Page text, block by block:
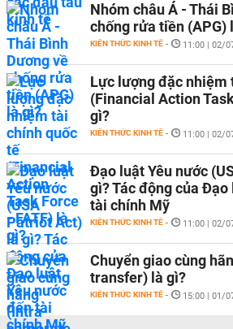
Nhóm châu Á - Thái
chống rửa tiền (APG)
KIẾN THỨC KINH TẾ - 11:00 | 02/
Lực lượng đặc nhiệm
(Financial Action
gì?
KIẾN THỨC KINH TẾ - 11:00 | 02/
Đạo luật Yêu nước
gì? Tác động của
tài chính Mỹ
KIẾN THỨC KINH TẾ - 11:00 | 02/
Chuyển giao cùng
transfer) là gì?
KIẾN THỨC KINH TẾ - 15:00 | 01/